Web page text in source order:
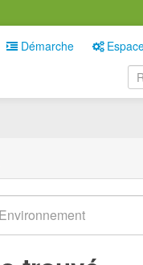
Démarche